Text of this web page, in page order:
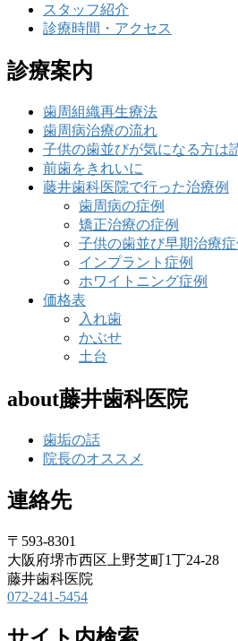
スタッフ紹介
診療時間・アクセス
診療案内
歯周組織再生療法
歯周病治療の流れ
子供の歯並びが気になる方は
前歯をきれいに
藤井歯科医院で行った治療例
歯周病の症例
矯正治療の症例
子供の歯並び早期治療症
インプラント症例
ホワイトニング症例
価格表
入れ歯
かぶせ
土台
about藤井歯科医院
歯垢の話
院長のオススメ
連絡先
〒593-8301
大阪府堺市西区上野芝町1丁24-28
藤井歯科医院
072-241-5454